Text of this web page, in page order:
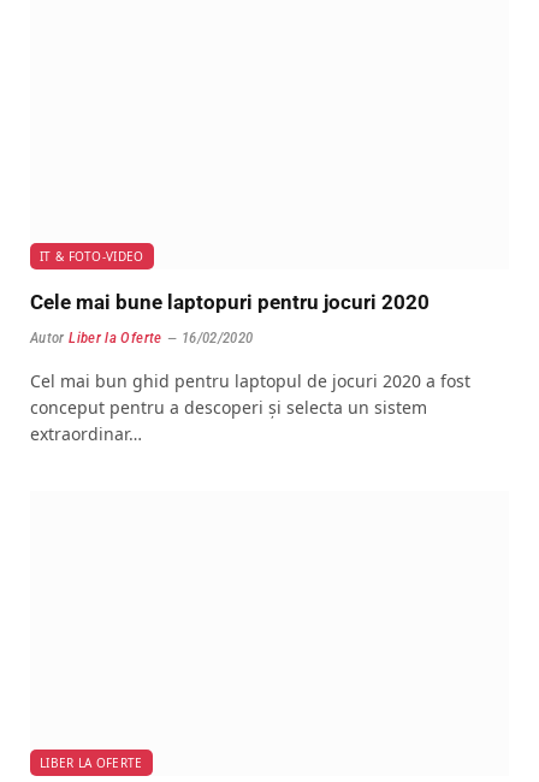
IT & FOTO-VIDEO
Cele mai bune laptopuri pentru jocuri 2020
Autor Liber la Oferte 16/02/2020
Cel mai bun ghid pentru laptopul de jocuri 2020 a fost
conceput pentru a descoperi și selecta un sistem
extraordinar…
LIBER LA OFERTE